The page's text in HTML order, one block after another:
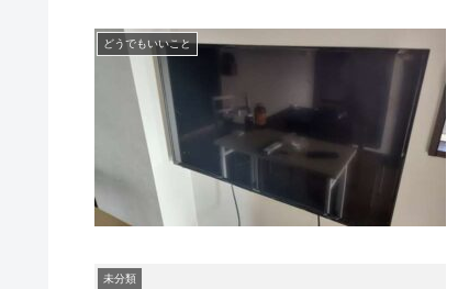
どうでもいいこと
未分類